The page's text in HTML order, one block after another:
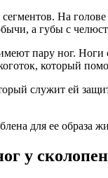
На
а губы с
пару ног.
который
служит ей
для ее образа
у